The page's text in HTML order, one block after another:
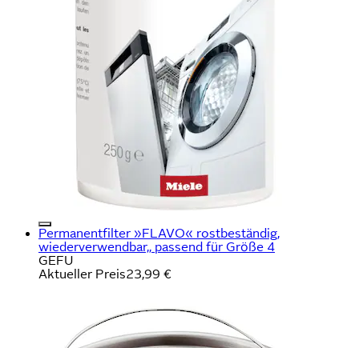
Permanentfilter »FLAVO« rostbeständig,
wiederverwendbar,, passend für Größe 4
GEFU
Aktueller Preis23,99 €